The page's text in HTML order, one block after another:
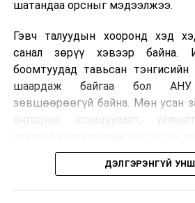
шатандаа орсныг мэдээлжээ.
Гэвч талуудын хооронд хэд
санал зөрүү хэвээр
боомтуудад тавьсан тэнгисийн
шаардаж байгаа бол АНУ
зөвшөөрөөгүй байна. Мөн усан
онгоцны зохицуулалт,
Хэлэлцээрийн төсөлд Персийн
ДЭЛГЭРЭНГҮЙ